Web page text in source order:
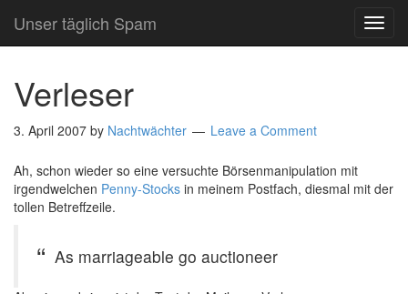
Unser täglich Spam
Verleser
3. April 2007 by Nachtwächter Leave a Comment
Ah, schon wieder so eine versuchte Börsenmanipulation mit
irgendwelchen Penny-Stocks in meinem Postfach, diesmal mit der
tollen Betreffzeile.
As marriageable go auctioneer